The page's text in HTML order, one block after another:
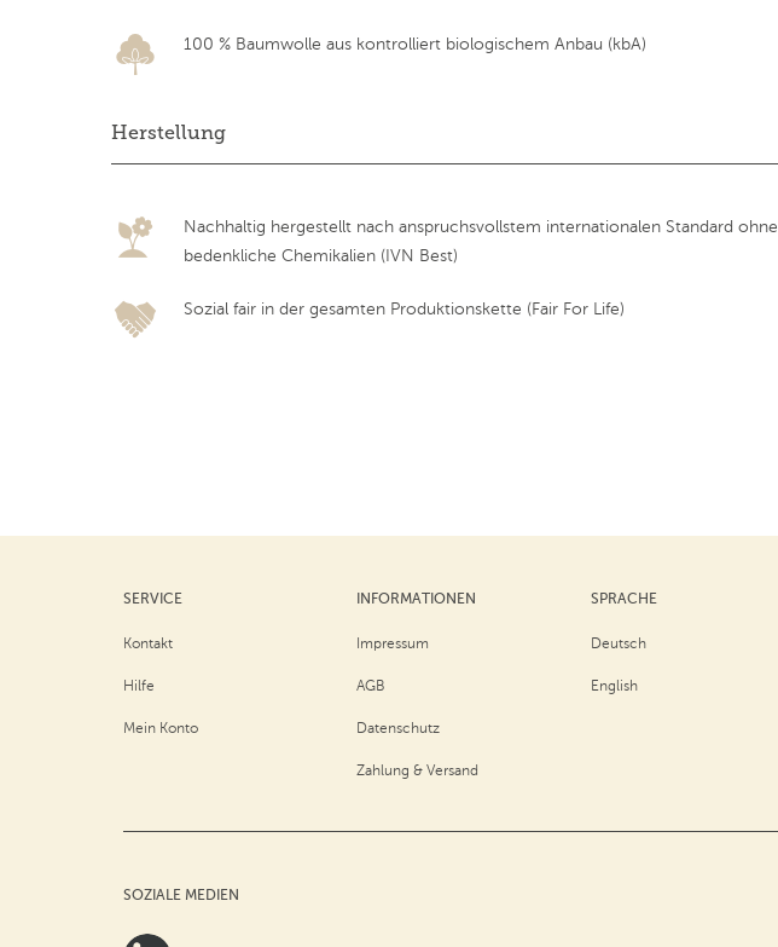
100 % Baumwolle aus kontrolliert biologischem Anbau (kbA)
Herstellung
Nachhaltig hergestellt nach anspruchsvollstem internationalen Standard ohne
bedenkliche Chemikalien (IVN Best)
Sozial fair in der gesamten Produktionskette (Fair For Life)
SERVICE
Kontakt
Hilfe
Mein Konto
INFORMATIONEN
Impressum
AGB
Datenschutz
Zahlung & Versand
SPRACHE
Deutsch
English
SOZIALE MEDIEN